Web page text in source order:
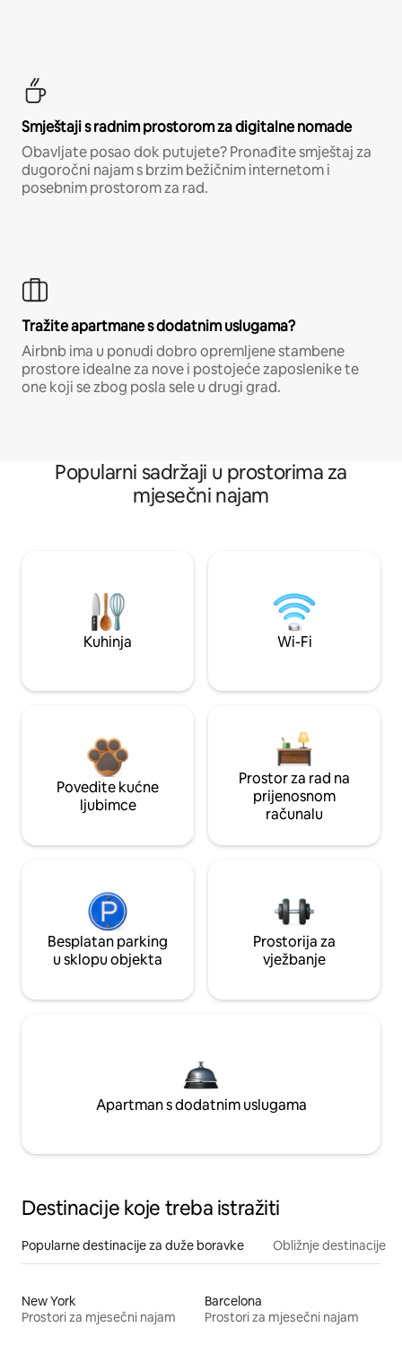
Smještaji s radnim prostorom za digitalne nomade
Obavljate posao dok putujete? Pronađite smještaj za
dugoročni najam s brzim bežičnim internetom i
posebnim prostorom za rad.
Tražite apartmane s dodatnim uslugama?
Airbnb ima u ponudi dobro opremljene stambene
prostore idealne za nove i postojeće zaposlenike te
one koji se zbog posla sele u drugi grad.
Popularni sadržaji u prostorima za
mjesečni najam
Kuhinja Wi-Fi
Povedite kućne
ljubimce
Prostor za rad na
prijenosnom
računalu
Besplatan parking
u sklopu objekta
Prostorija za
vježbanje
Apartman s dodatnim uslugama
Destinacije koje treba istražiti
Popularne destinacije za duže boravke Obližnje destinacije
New York
Prostori za mjesečni najam
Barcelona
Prostori za mjesečni najam